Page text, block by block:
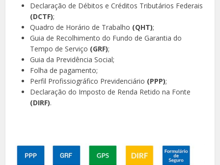
Declaração de Débitos e Créditos Tributários Federais
(DCTF);
Quadro de Horário de Trabalho (QHT);
Guia de Recolhimento do Fundo de Garantia do
Tempo de Serviço (GRF);
Guia da Previdência Social;
Folha de pagamento;
Perfil Profissiográfico Previdenciário (PPP);
Declaração do Imposto de Renda Retido na Fonte
(DIRF).